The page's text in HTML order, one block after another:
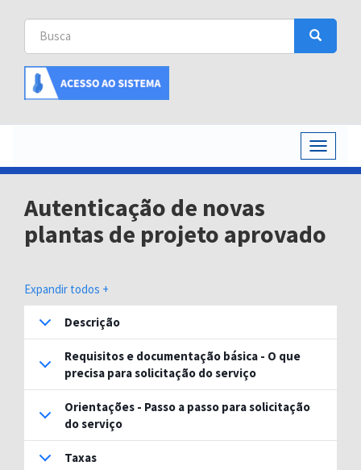
Buscar
Busca
Busca
Toggle
Autenticação de novas
plantas de projeto aprovado
Expandir todos +
Descrição
Requisitos e documentação básica - O que
precisa para solicitação do serviço
Orientações - Passo a passo para solicitação
do serviço
Taxas